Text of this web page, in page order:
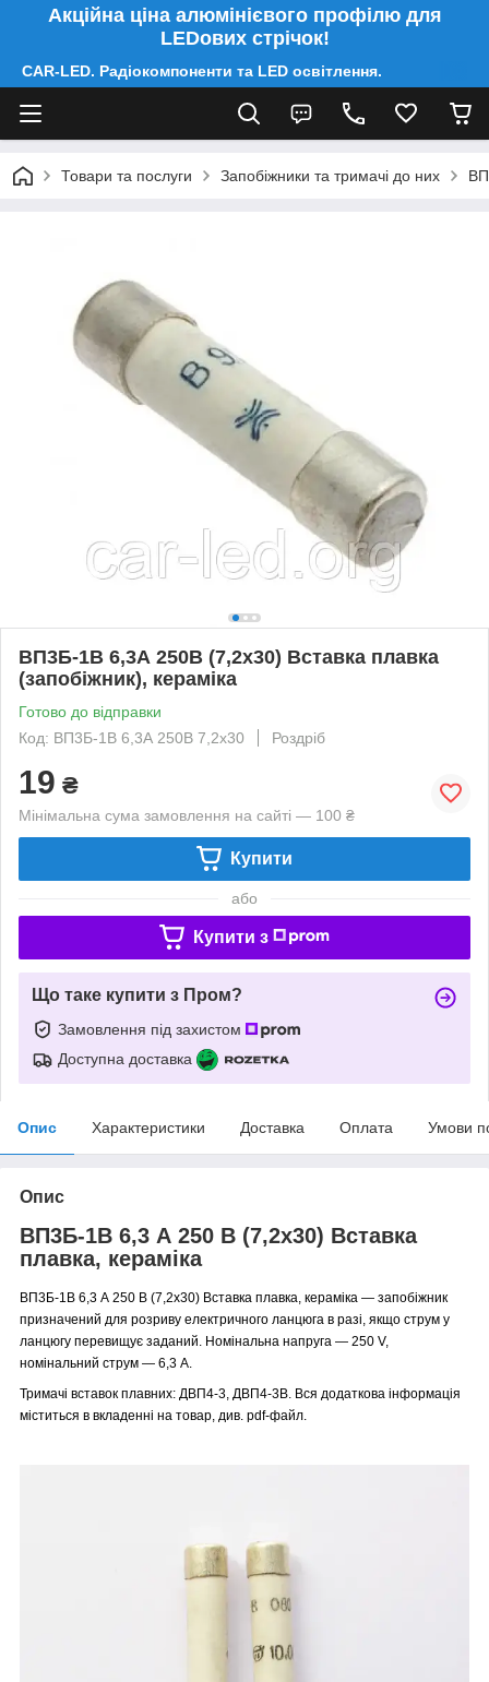
Акційна ціна алюмінієвого профілю для
LEDових стрічок!
CAR-LED. Радіокомпоненти та LED освітлення.
Товари та послуги Запобіжники та тримачі до них
ВП3Б-1В 6,3А 250В (7,2x30) Вставка плавка
(запобіжник), кераміка
Готово до відправки
Код: ВП3Б-1В 6,3А 250В 7,2x30
Роздріб
19 ₴
Мінімальна сума замовлення на сайті — 100 ₴
Купити
або
Купити з
Що таке купити з Пром?
Замовлення під захистом
Доступна доставка
Опис Характеристики Доставка Оплата Умови
Опис
ВП3Б-1В 6,3 А 250 В (7,2x30) Вставка
плавка, кераміка
ВП3Б-1В 6,3 А 250 В (7,2x30) Вставка плавка, кераміка — запобіжник
призначений для розриву електричного ланцюга в разі, якщо струм у
ланцюгу перевищує заданий. Номінальна напруга — 250 V,
номінальний струм — 6,3 A.
Тримачі вставок плавних: ДВП4-3, ДВП4-3В. Вся додаткова інформація
міститься в вкладенні на товар, див. pdf-файл.